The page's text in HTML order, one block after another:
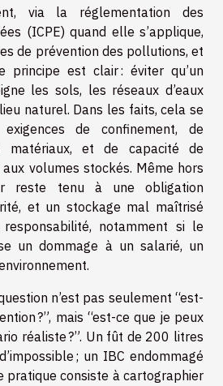
via la réglementation des
(ICPE) quand elle s’applique,
de prévention des pollutions, et
principe est clair : éviter qu’un
les sols, les réseaux d’eaux
naturel. Dans les faits, cela se
de confinement, de
matériaux, et de capacité de
volumes stockés. Même hors
reste tenu à une obligation
et un stockage mal maîtrisé
notamment si le
un dommage à un salarié, un
n’est pas seulement “est-
?”, mais “est-ce que je peux
réaliste ?”. Un fût de 200 litres
; un IBC endommagé
pratique consiste à cartographier